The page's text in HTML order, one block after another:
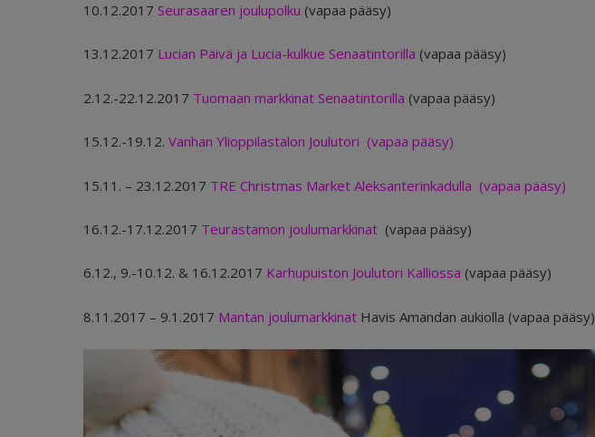
10.12.2017 Seurasaaren joulupolku (vapaa pääsy)
13.12.2017 Lucian Päivä ja Lucia-kulkue Senaatintorilla (vapaa pääsy)
2.12.-22.12.2017 Tuomaan markkinat Senaatintorilla (vapaa pääsy)
15.12.-19.12. Vanhan Ylioppilastalon Joulutori (vapaa pääsy)
15.11. – 23.12.2017 TRE Christmas Market Aleksanterinkadulla (vapaa pääsy)
16.12.-17.12.2017 Teurastamon joulumarkkinat (vapaa pääsy)
6.12., 9.-10.12. & 16.12.2017 Karhupuiston Joulutori Kalliossa (vapaa pääsy)
8.11.2017 – 9.1.2017 Mantan joulumarkkinat Havis Amandan aukiolla (vapaa pääsy)